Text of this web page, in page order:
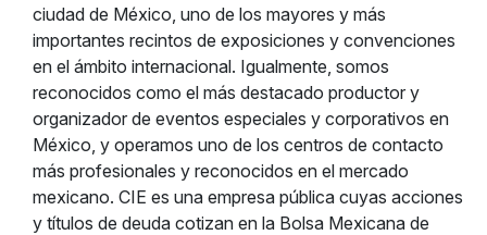
ciudad de México, uno de los mayores y más
importantes recintos de exposiciones y convenciones
en el ámbito internacional. Igualmente, somos
reconocidos como el más destacado productor y
organizador de eventos especiales y corporativos en
México, y operamos uno de los centros de contacto
más profesionales y reconocidos en el mercado
mexicano. CIE es una empresa pública cuyas acciones
y títulos de deuda cotizan en la Bolsa Mexicana de